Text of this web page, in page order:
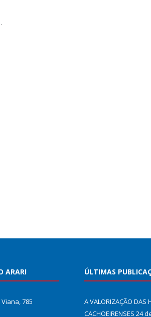
ARARI
785
ÚLTIMAS
A VALORIZAÇÃO DAS
CACHOEIRENSES 24